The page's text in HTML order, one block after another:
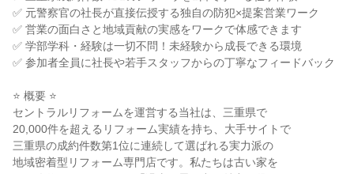
✅ 元警察官の社長が直接伝授する独自の防犯×提案営業ワーク
✅ 営業の面白さと地域貢献の実感をワークで体感できます
✅ 学部学科・経験は一切不問！未経験から成長できる環境
✅ 参加者全員に社長や若手スタッフからの丁寧なフィードバック
⭐ 概要 ⭐
セントラルリフォームを運営する当社は、三重県で
20,000件を超えるリフォーム実績を持ち、大手サイトで
三重県の成約件数第1位に連続して選ばれる実力派の
地域密着型リフォーム専門店です。私たちは古い家を